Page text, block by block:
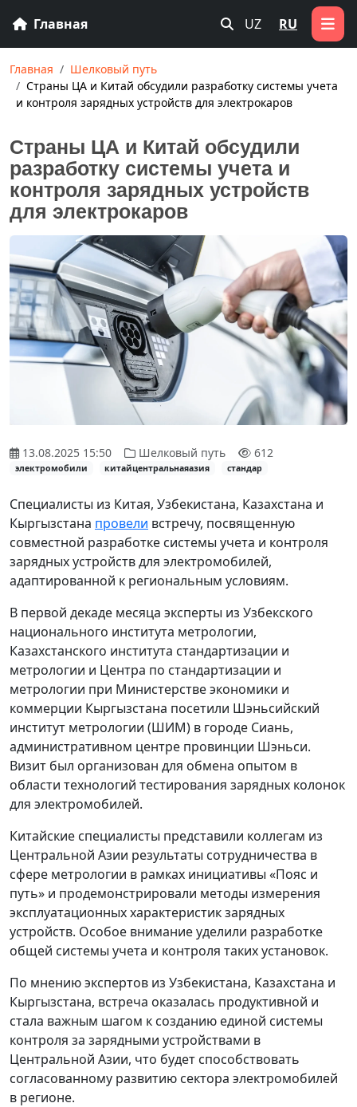
Главная UZ RU
Главная
Шелковый путь
Страны ЦА и Китай обсудили разработку системы учета
и контроля зарядных устройств для электрокаров
Страны ЦА и Китай обсудили
разработку системы учета и
контроля зарядных устройств
для электрокаров
13.08.2025 15:50 Шелковый путь 612
электромобили китайцентральнаяазия стандар
Специалисты из Китая, Узбекистана, Казахстана и
Кыргызстана провели встречу, посвященную
совместной разработке системы учета и контроля
зарядных устройств для электромобилей,
адаптированной к региональным условиям.
В первой декаде месяца эксперты из Узбекского
национального института метрологии,
Казахстанского института стандартизации и
метрологии и Центра по стандартизации и
метрологии при Министерстве экономики и
коммерции Кыргызстана посетили Шэньсийский
институт метрологии (ШИМ) в городе Сиань,
административном центре провинции Шэньси.
Визит был организован для обмена опытом в
области технологий тестирования зарядных колонок
для электромобилей.
Китайские специалисты представили коллегам из
Центральной Азии результаты сотрудничества в
сфере метрологии в рамках инициативы «Пояс и
путь» и продемонстрировали методы измерения
эксплуатационных характеристик зарядных
устройств. Особое внимание уделили разработке
общей системы учета и контроля таких установок.
По мнению экспертов из Узбекистана, Казахстана и
Кыргызстана, встреча оказалась продуктивной и
стала важным шагом к созданию единой системы
контроля за зарядными устройствами в
Центральной Азии, что будет способствовать
согласованному развитию сектора электромобилей
в регионе.